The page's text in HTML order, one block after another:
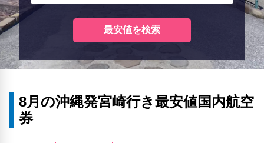
8月の沖縄発宮崎行き最安値国内航空
券